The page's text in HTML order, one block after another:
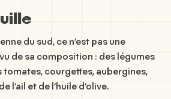
du sud, ce n’est pas une
de sa composition : des légumes
tomates, courgettes, aubergines,
l’ail et de l’huile d’olive.